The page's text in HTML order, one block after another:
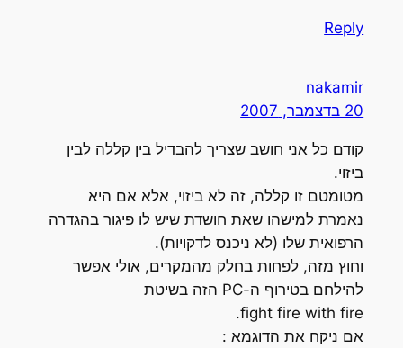
Reply
nakamir
20 בדצמבר, 2007
קודם כל אני חושב שצריך להבדיל בין קללה לבין
ביזוי.
מטומטם זו קללה, זה לא ביזוי, אלא אם היא
נאמרת למישהו שאת חושדת שיש לו פיגור בהגדרה
הרפואית שלו (לא ניכנס לדקויות).
וחוץ מזה, לפחות בחלק מהמקרים, אולי אפשר
להילחם בטירוף ה-PC הזה בשיטת
fight fire with fire.
אם ניקח את הדוגמא :